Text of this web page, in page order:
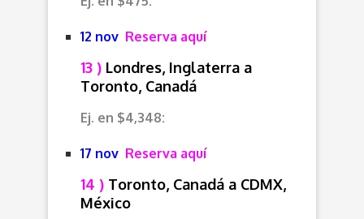
12 nov Reserva aquí
13 ) Londres, Inglaterra a
Toronto, Canadá
Ej. en $4,348:
17 nov Reserva aquí
14 ) Toronto, Canadá a CDMX,
México